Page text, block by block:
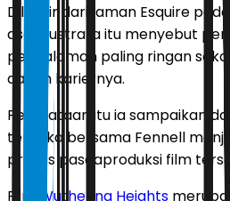
Dilansir dari laman Esquire
asal Australia itu menyebut
pengalaman paling ringan
dalam kariernya.
Pernyataan itu ia sampaikan
terbuka bersama Fennell
proses pascaproduksi film
Film
Wuthering Heights